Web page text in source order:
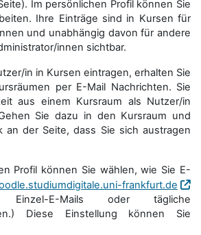
Im persönlichen Profil können Sie
Ihre Einträge sind in Kursen für
und unabhängig davon für andere
innen sichtbar.
in in Kursen eintragen, erhalten Sie
per E-Mail Nachrichten. Sie
aus einem Kursraum als Nutzer/in
Sie dazu in den Kursraum und
an der Seite, dass Sie sich austragen
Profil können Sie wählen, wie Sie E-
frankfurt.de
E-Mails oder tägliche
Diese Einstellung können Sie